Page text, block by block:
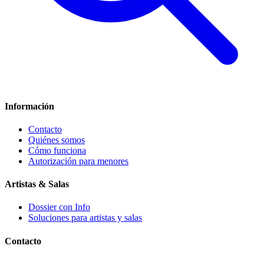
Información
Contacto
Quiénes somos
Cómo funciona
Autorización para menores
Artistas & Salas
Dossier con Info
Soluciones para artistas y salas
Contacto